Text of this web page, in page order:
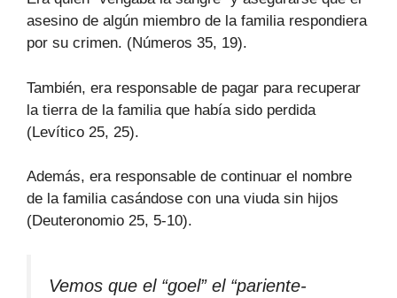
asesino de algún miembro de la familia respondiera
por su crimen. (Números 35, 19).
También, era responsable de pagar para recuperar
la tierra de la familia que había sido perdida
(Levítico 25, 25).
Además, era responsable de continuar el nombre
de la familia casándose con una viuda sin hijos
(Deuteronomio 25, 5-10).
Vemos que el “goel” el “pariente-